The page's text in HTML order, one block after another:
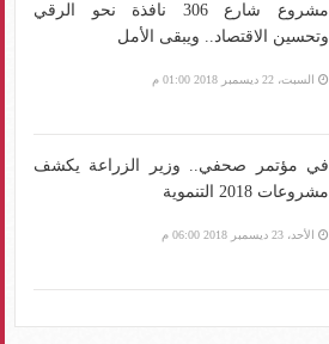
مشروع شارع 306 نافذة نحو الرقي
وتحسين الاقتصاد.. ويبقى الأمل
السبت، 22 ديسمبر 2018 01:00 م
في مؤتمر صحفي.. وزير الزراعة يكشف
مشروعات 2018 التنموية
الأحد، 23 ديسمبر 2018 06:00 م